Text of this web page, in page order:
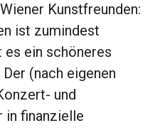
Kunstfreunden:
ist zumindest
ein schöneres
(nach ­eigenen
und
in finanzielle